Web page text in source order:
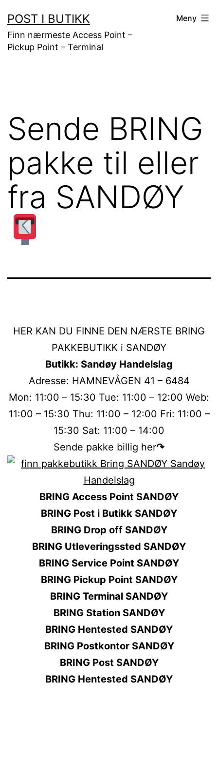
til
innhold
POST I BUTIKK
Finn nærmeste Access Point –
Pickup Point – Terminal
Meny
Sende BRING
pakke til eller
fra SANDØY
HER KAN DU FINNE DEN NÆRSTE BRING
PAKKEBUTIKK i SANDØY
Butikk: Sandøy Handelslag
Adresse: HAMNEVÅGEN 41 – 6484
Mon: 11:00 – 15:30 Tue: 11:00 – 12:00 Web:
11:00 – 15:30 Thu: 11:00 – 12:00 Fri: 11:00 –
15:30 Sat: 11:00 – 14:00
Sende pakke billig her↷
BRING Access Point SANDØY
BRING Post i Butikk SANDØY
BRING Drop off SANDØY
BRING Utleveringssted SANDØY
BRING Service Point SANDØY
BRING Pickup Point SANDØY
BRING Terminal SANDØY
BRING Station SANDØY
BRING Hentested SANDØY
BRING Postkontor SANDØY
BRING Post SANDØY
BRING Hentested SANDØY